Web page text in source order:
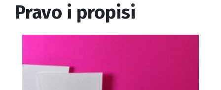
Pravo i propisi